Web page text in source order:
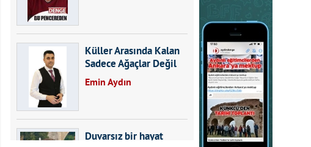
Küller Arasında Kalan
Sadece Ağaçlar Değil
Emin Aydın
Duvarsız bir hayat